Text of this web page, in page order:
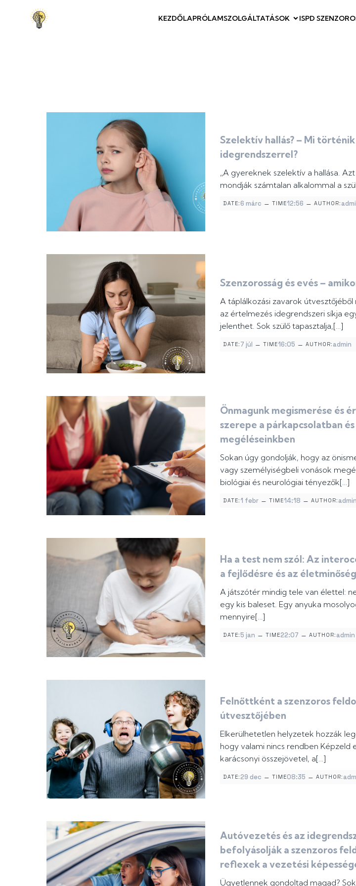
KEZDŐLAPRÓLAMSZOLGÁLTATÁSOK ISPD
Szelektív hallás? – Mi
idegrendszerrel?
„A gyereknek szelektív a hallása.
mondják számtalan alkalommal a
DATE:6 márc – TIME12:56 – AUTHOR:
Szenzorosság és evés –
A táplálkozási zavarok
az értelmezés idegrendszeri síkja
jelenthet. Sok szülő tapasztalja,[…]
DATE: 7 júl – TIME16:05 – AUTHOR: admin
Önmagunk megismerése és
szerepe a párkapcsolatban
megéléseinkben
Sokan úgy gondolják, hogy az
vagy személyiségbeli vonások
biológiai és neurológiai tényezők[…]
DATE: 1 febr – TIME14:18 – AUTHOR: admin
Ha a test nem szól: Az
a fejlődésre és az
A játszótér mindig tele van élettel:
egy kis baleset. Egy anyuka
mennyire[…]
DATE:5 jan – TIME22:07 – AUTHOR: admin
Felnőttként a szenzoros
útvesztőjében
Elkerülhetetlen helyzetek hozzák
hogy valami nincs rendben Képzeld
karácsonyi összejövetel, a[…]
DATE:29 dec – TIME08:35 – AUTHOR:
Autóvezetés és az
befolyásolják a szenzoros
reflexek a vezetési
Ügyetlennek gondoltad magad?